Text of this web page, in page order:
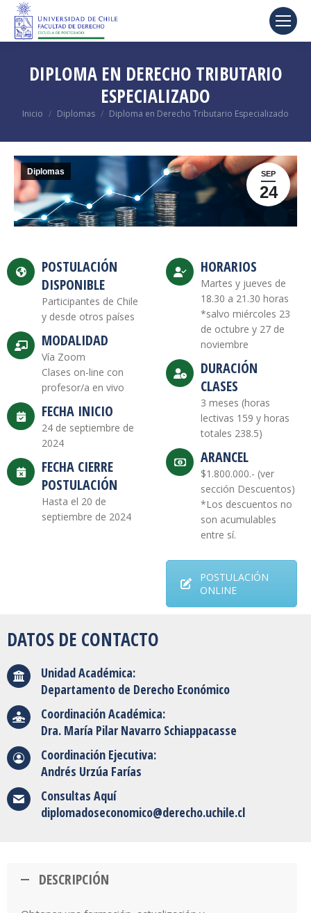
DIPLOMA EN DERECHO TRIBUTARIO
ESPECIALIZADO
Estás aquí:
Inicio Diplomas Diploma en Derecho Tributario Especializado
SEP
24
Diplomas
POSTULACIÓN
DISPONIBLE
Participantes de Chile
y desde otros países
MODALIDAD
Vía Zoom
Clases on-line con
profesor/a en vivo
FECHA INICIO
24 de septiembre de
2024
FECHA CIERRE
POSTULACIÓN
Hasta el 20 de
septiembre de 2024
HORARIOS
Martes y jueves de
18.30 a 21.30 horas
*salvo miércoles 23
de octubre y 27 de
noviembre
DURACIÓN
CLASES
3 meses (horas
lectivas 159 y horas
totales 238.5)
ARANCEL
$1.800.000.- (ver
sección Descuentos)
*Los descuentos no
son acumulables
entre sí.
POSTULACIÓN
ONLINE
DATOS DE CONTACTO
Unidad Académica:
Departamento de Derecho Económico
Coordinación Académica:
Dra. María Pilar Navarro Schiappacasse
Coordinación Ejecutiva:
Andrés Urzúa Farías
Consultas Aquí
diplomadoseconomico@derecho.uchile.cl
DESCRIPCIÓN